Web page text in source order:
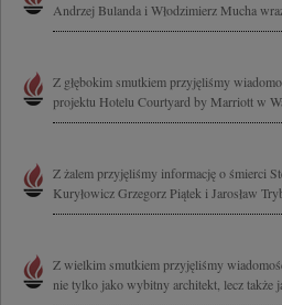
Andrzej Bulanda i Włodzimierz Mucha
Z głębokim smutkiem przyjęliśmy
projektu Hotelu Courtyard by Marriott w
Z żalem przyjęliśmy informację o śmierci
Kuryłowicz Grzegorz Piątek i Jarosław
Z wielkim smutkiem przyjęliśmy
nie tylko jako wybitny architekt, lecz także